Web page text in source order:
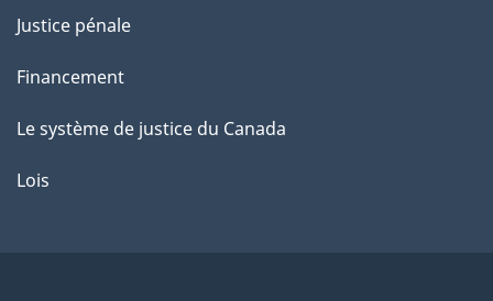
Justice pénale
Financement
Le système de justice du Canada
Lois